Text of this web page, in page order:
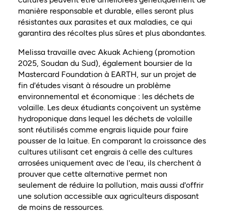
manière responsable et durable, elles seront plus
résistantes aux parasites et aux maladies, ce qui
garantira des récoltes plus sûres et plus abondantes.
Melissa travaille avec Akuak Achieng (promotion
2025, Soudan du Sud), également boursier de la
Mastercard Foundation à EARTH, sur un projet de
fin d'études visant à résoudre un problème
environnemental et économique : les déchets de
volaille. Les deux étudiants conçoivent un système
hydroponique dans lequel les déchets de volaille
sont réutilisés comme engrais liquide pour faire
pousser de la laitue. En comparant la croissance des
cultures utilisant cet engrais à celle des cultures
arrosées uniquement avec de l'eau, ils cherchent à
prouver que cette alternative permet non
seulement de réduire la pollution, mais aussi d'offrir
une solution accessible aux agriculteurs disposant
de moins de ressources.